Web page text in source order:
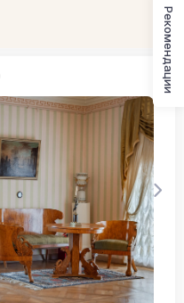
Рекомендации